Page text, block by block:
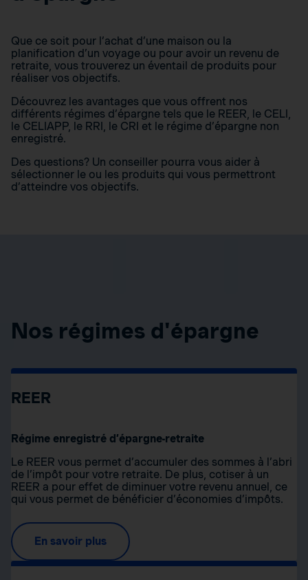
Que ce soit pour l’achat d’une maison ou la
planification d’un voyage ou pour avoir un revenu de
retraite, vous trouverez un éventail de produits pour
réaliser vos objectifs.
Découvrez les avantages que vous offrent nos
différents régimes d’épargne tels que le REER, le CELI,
le CELIAPP, le RRI, le CRI et le régime d’épargne non
enregistré.
Des questions? Un conseiller pourra vous aider à
sélectionner le ou les produits qui vous permettront
d’atteindre vos objectifs.
Nos régimes d'épargne
REER
Régime enregistré d’épargne-retraite
Le REER vous permet d’accumuler des sommes à l’abri
de l’impôt pour votre retraite. De plus, cotiser à un
REER a pour effet de diminuer votre revenu annuel, ce
qui vous permet de bénéficier d’économies d’impôts.
En savoir plus